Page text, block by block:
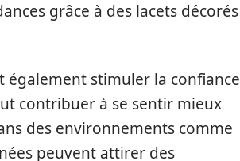
grâce à des lacets décorés
également stimuler la confiance
contribuer à se sentir mieux
des environnements comme
peuvent attirer des